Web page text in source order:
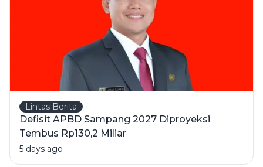
Lintas Berita
Defisit APBD Sampang 2027 Diproyeksi
Tembus Rp130,2 Miliar
5 days ago